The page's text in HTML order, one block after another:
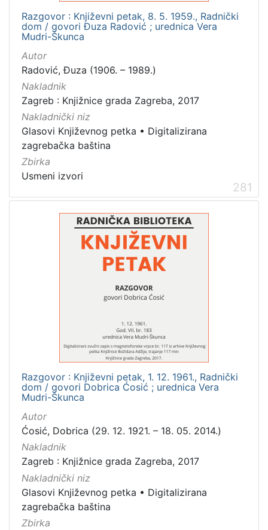
Razgovor : Književni petak, 8. 5. 1959., Radnički
dom / govori Đuza Radović ; urednica Vera
Mudri-Škunca
Autor
Radović, Đuza (1906. – 1989.)
Nakladnik
Zagreb : Knjižnice grada Zagreba, 2017
Nakladnički niz
Glasovi Književnog petka • Digitalizirana
zagrebačka baština
Zbirka
Usmeni izvori
281
Razgovor : Književni petak, 1. 12. 1961., Radnički
dom / govori Dobrica Ćosić ; urednica Vera
Mudri-Škunca
Autor
Ćosić, Dobrica (29. 12. 1921. – 18. 05. 2014.)
Nakladnik
Zagreb : Knjižnice grada Zagreba, 2017
Nakladnički niz
Glasovi Književnog petka • Digitalizirana
zagrebačka baština
Zbirka